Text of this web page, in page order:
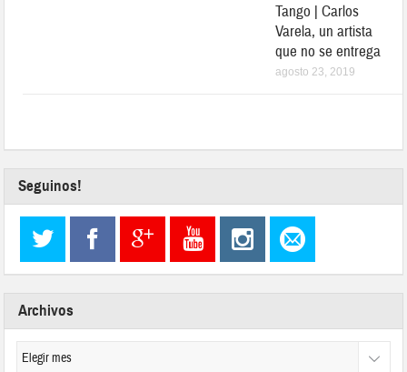
Tango | Carlos
Varela, un artista
que no se entrega
agosto 23, 2019
Seguinos!
Archivos